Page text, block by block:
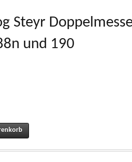
Steyr
und 190
- Schneidmähwerk für 2- und 3-Zylinder-